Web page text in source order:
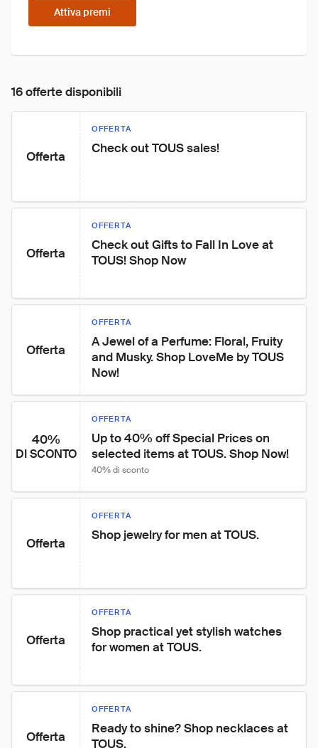
Attiva premi
16 offerte disponibili
Offerta
OFFERTA
Check out TOUS sales!
Offerta
OFFERTA
Check out Gifts to Fall In Love at
TOUS! Shop Now
Offerta
OFFERTA
A Jewel of a Perfume: Floral, Fruity
and Musky. Shop LoveMe by TOUS
Now!
40%
DI SCONTO
OFFERTA
Up to 40% off Special Prices on
selected items at TOUS. Shop Now!
40% di sconto
Offerta
OFFERTA
Shop jewelry for men at TOUS.
Offerta
OFFERTA
Shop practical yet stylish watches
for women at TOUS.
Offerta
OFFERTA
Ready to shine? Shop necklaces at
TOUS.